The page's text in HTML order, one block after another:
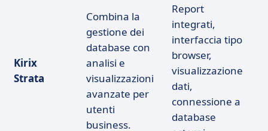
Kirix
Strata
Combina la
gestione dei
database con
analisi e
visualizzazioni
avanzate per
utenti
business.
Report
integrati,
interfaccia tipo
browser,
visualizzazione
dati,
connessione a
database